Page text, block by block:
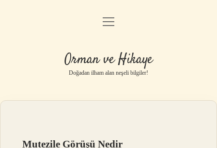
Anasayfa
Yasal Uyarı
menüyü
Orman ve Hikaye
Doğadan ilham alan neşeli bilgiler!
Mutezile Görüşü Nedir